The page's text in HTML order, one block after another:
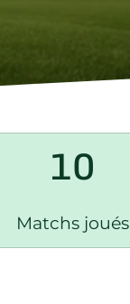
10
Matchs joués